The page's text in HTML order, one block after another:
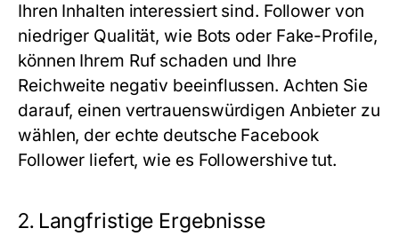
Ihren Inhalten interessiert sind. Follower von
niedriger Qualität, wie Bots oder Fake-Profile,
können Ihrem Ruf schaden und Ihre
Reichweite negativ beeinflussen. Achten Sie
darauf, einen vertrauenswürdigen Anbieter zu
wählen, der echte deutsche Facebook
Follower liefert, wie es Followershivetut.
2. Langfristige Ergebnisse